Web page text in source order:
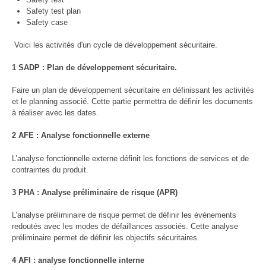
Safety test plan
Safety case
Voici les activités d'un cycle de développement sécuritaire.
1 SADP : Plan de développement sécuritaire.
Faire un plan de développement sécuritaire en définissant les activités
et le planning associé. Cette partie permettra de définir les documents
à réaliser avec les dates.
2 AFE : Analyse fonctionnelle externe
L’analyse fonctionnelle externe définit les fonctions de services et de
contraintes du produit.
3 PHA : Analyse préliminaire de risque (APR)
L’analyse préliminaire de risque permet de définir les évènements
redoutés avec les modes de défaillances associés. Cette analyse
préliminaire permet de définir les objectifs sécuritaires.
4 AFI : analyse fonctionnelle interne